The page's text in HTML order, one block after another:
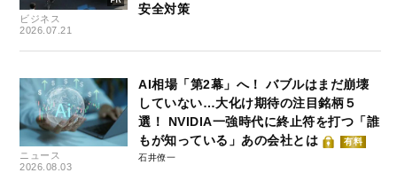
ビジネス
2026.07.21
安全対策
ニュース
2026.08.03
AI相場「第2幕」へ！ バブルはまだ崩壊
していない…大化け期待の注目銘柄５
選！ NVIDIA一強時代に終止符を打つ「誰
もが知っている」あの会社とは
有料
石井僚一